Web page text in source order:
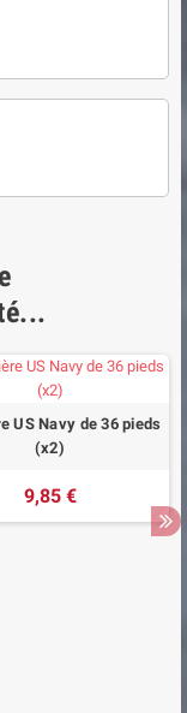
US Navy de 36 pieds
(x2)
9,85 €